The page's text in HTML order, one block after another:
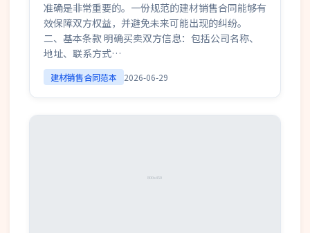
准确是非常重要的。一份规范的建材销售合同能够有
效保障双方权益，并避免未来可能出现的纠纷。
二、基本条款 明确买卖双方信息：包括公司名称、
地址、联系方式…
建材销售合同范本 2026-06-29